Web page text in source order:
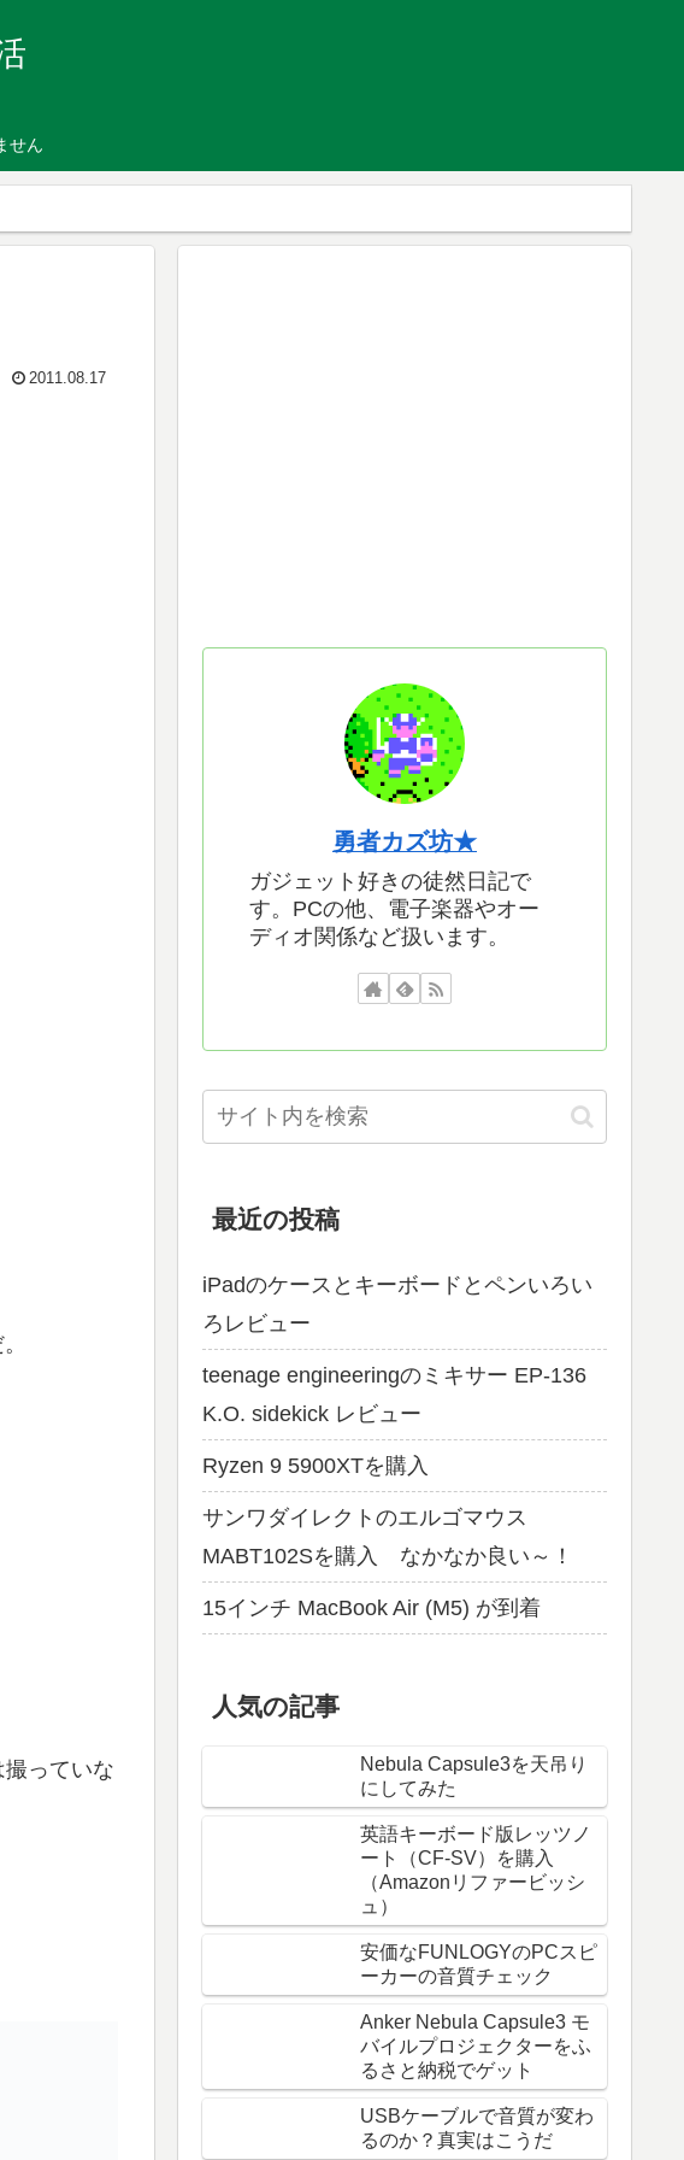
せん
2011.08.17
っていな
勇者カズ坊★
ガジェット好きの徒然日記で
す。PCの他、電子楽器やオー
ディオ関係など扱います。
最近の投稿
iPadのケースとキーボードとペンいろい
ろレビュー
teenage engineeringのミキサー EP-136
K.O. sidekick レビュー
Ryzen 9 5900XTを購入
サンワダイレクトのエルゴマウス
MABT102Sを購入 なかなか良い～！
15インチ MacBook Air (M5) が到着
人気の記事
Nebula Capsule3を天吊り
にしてみた
英語キーボード版レッツノ
ート（CF-SV）を購入
（Amazonリファービッシ
ュ）
安価なFUNLOGYのPCスピ
ーカーの音質チェック
Anker Nebula Capsule3 モ
バイルプロジェクターをふ
るさと納税でゲット
USBケーブルで音質が変わ
るのか？真実はこうだ